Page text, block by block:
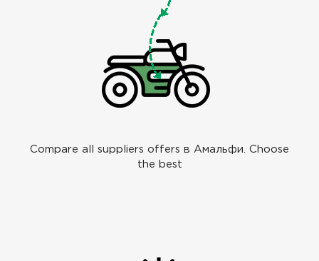
Compare all suppliers offers в Амальфи. Choose
the best